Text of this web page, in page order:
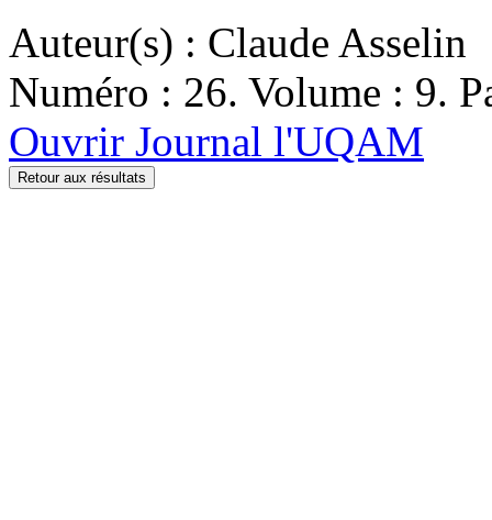
Auteur(s) : Claude Asselin
Numéro : 26. Volume : 9.
Ouvrir Journal l'UQAM
Retour aux résultats